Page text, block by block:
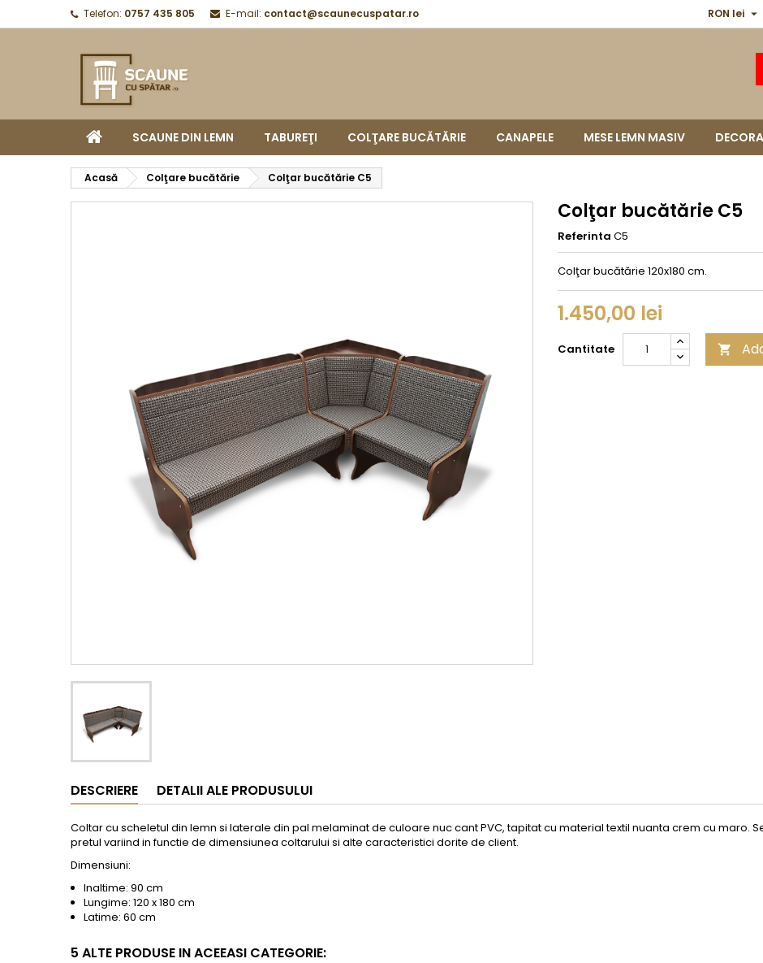
Telefon: 0757 435 805 E-mail: contact@scaunecuspatar.ro RON lei 
SCAUNE DIN LEMN TABUREŢI COLŢARE BUCĂTĂRIE CANAPELE MESE LEMN MASIV
Acasă Colţare bucătărie Colţar bucătărie C5
Colţar bucătărie C5
Referinta C5
Colţar bucătărie 120x180 cm.
1.450,00 lei
Cantitate 
DESCRIERE DETALII ALE PRODUSULUI
Coltar cu scheletul din lemn si laterale din pal melaminat de culoare nuc cant PVC, tapitat cu material textil nuanta crem cu maro.
pretul variind in functie de dimensiunea coltarului si alte caracteristici dorite de client.
Dimensiuni:
Inaltime: 90 cm
Lungime: 120 x 180 cm
Latime: 60 cm
5 ALTE PRODUSE IN ACEEASI CATEGORIE: